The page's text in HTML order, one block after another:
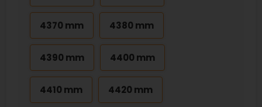
4370 mm 4380 mm
4390 mm 4400 mm
4410 mm 4420 mm